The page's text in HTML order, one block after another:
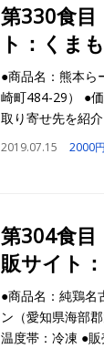
第330食目
ト：くま
●商品名：熊本ら
崎町484-29） ●
取り寄せ先を紹
2019.07.15 2000
第304食目
販サイト
●商品名：純鶏名
ン（愛知県海部
温度帯：冷凍 ●